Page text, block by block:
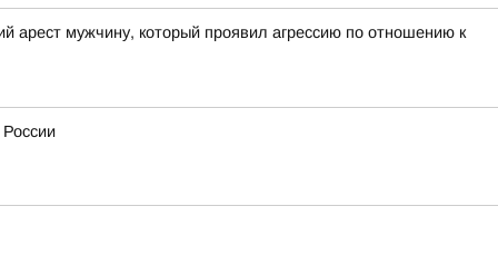
арест мужчину, который проявил агрессию по отношению к